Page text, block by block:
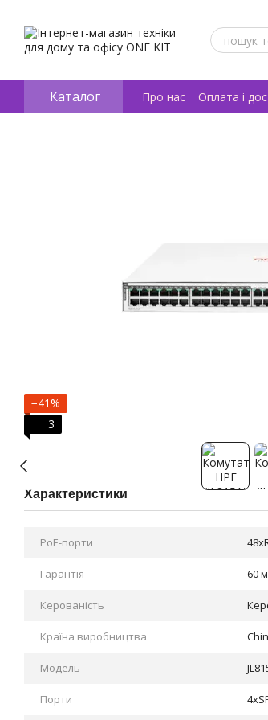
Каталог Про нас Оплата і
Відгуки про магазин
−41%
3
Характеристики
PoE-порти
Гарантія 60
Керованість
Країна виробництва
Модель
Порти